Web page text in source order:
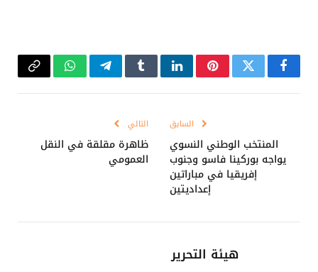
فيسبوكتويتر بينتيريستلينكدإنTumblrتيلقرامواتسابCopy
السابق
المنتخب الوطني النسوي
يواجه بوركينا فاسو وجنوب
إفريقيا في مباراتين
إعداديتين
التالي
ظاهرة مقلقة في النقل
العمومي
هيئة التحرير